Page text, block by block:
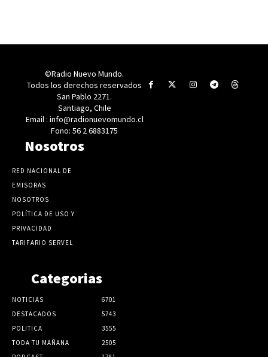
©Radio Nuevo Mundo.
Todos los derechos reservados
San Pablo 2271.
Santiago, Chile
Email : info@radionuevomundo.cl
Fono: 56 2 6883175
Nosotros
RED NACIONAL DE
EMISORAS
NOSOTROS
POLÍTICA DE USO Y
PRIVACIDAD
TARIFARIO SERVEL
Categorias
NOTICIAS
6701
DESTACADOS
5743
POLITICA
3555
TODA TU MAÑANA
2505